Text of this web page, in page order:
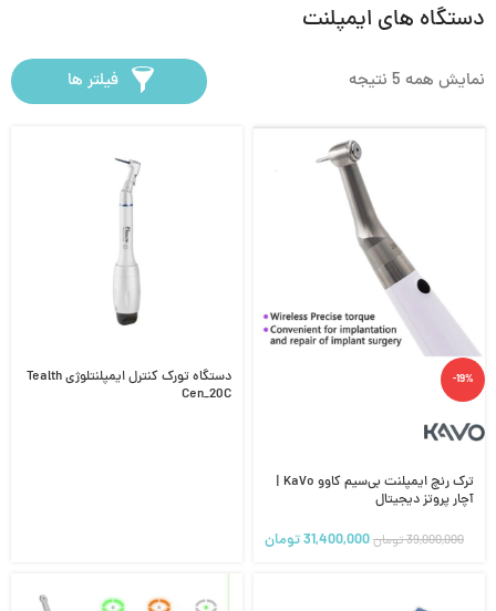
دستگاه های ایمپلنت
نمایش همه 5 نتیجه فیلتر ها
-19%
ترک رنچ ایمپلنت بی‌سیم کاوو KaVo |
آچار پروتز دیجیتال
39,000,000تومان31,400,000تومان
دستگاه تورک کنترل ایمپلنتلوژی Tealth
Cen_20C